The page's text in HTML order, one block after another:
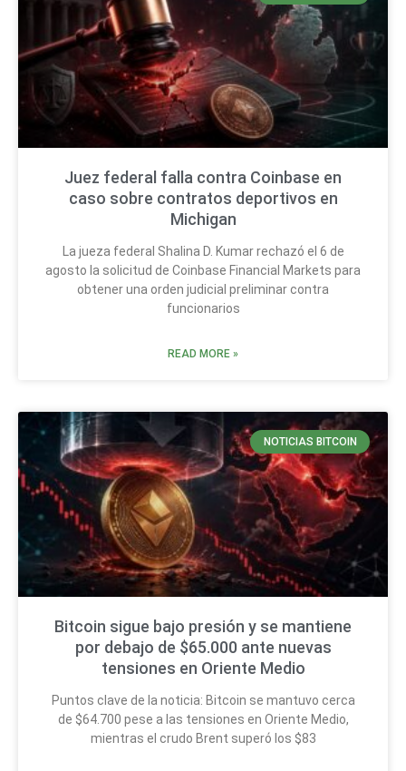
Juez federal falla contra Coinbase en
caso sobre contratos deportivos en
Michigan
La jueza federal Shalina D. Kumar rechazó el 6 de
agosto la solicitud de Coinbase Financial Markets para
obtener una orden judicial preliminar contra
funcionarios
READ MORE »
NOTICIAS BITCOIN
Bitcoin sigue bajo presión y se mantiene
por debajo de $65.000 ante nuevas
tensiones en Oriente Medio
Puntos clave de la noticia: Bitcoin se mantuvo cerca
de $64.700 pese a las tensiones en Oriente Medio,
mientras el crudo Brent superó los $83